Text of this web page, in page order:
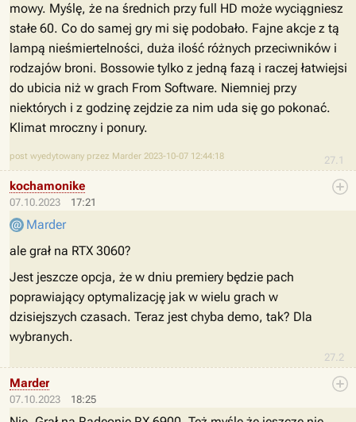
27.1
mowy. Myślę, że na średnich przy full HD może wyciągniesz
stałe 60. Co do samej gry mi się podobało. Fajne akcje z tą
lampą nieśmiertelności, duża ilość różnych przeciwników i
rodzajów broni. Bossowie tylko z jedną fazą i raczej łatwiejsi
do ubicia niż w grach From Software. Niemniej przy
niektórych i z godzinę zejdzie za nim uda się go pokonać.
Klimat mroczny i ponury.
post wyedytowany przez Marder 2023-10-07 12:44:18
07.10.2023 17:21
27.2
kochamonike
Marder
ale grał na RTX 3060?
Jest jeszcze opcja, że w dniu premiery będzie pach
poprawiający optymalizację jak w wielu grach w
dzisiejszych czasach. Teraz jest chyba demo, tak? Dla
wybranych.
07.10.2023 18:25
Marder